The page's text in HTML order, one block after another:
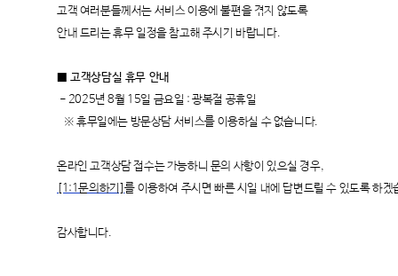
고객 여러분들께서는 서비스 이용에 불편을 겪지 않도록
안내 드리는 휴무 일정을참고해 주시기 바랍니다.
■ 고객상담실 휴무 안내
- 2025년 8월 15일 금요일 : 광복절 공휴일
※ 휴무일에는 방문상담 서비스를 이용하실 수 없습니다.
온라인 고객상담 접수는 가능하니 문의 사항이 있으실 경우,
[1:1문의하기]를 이용하여 주시면 빠른 시일 내에 답변드릴 수 있도록 하겠
감사합니다.